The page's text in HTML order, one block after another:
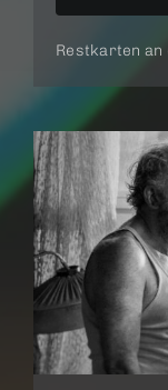
Restkarten